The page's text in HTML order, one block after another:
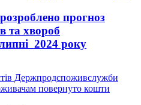
прогноз
та хвороб
2024 року